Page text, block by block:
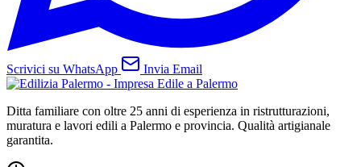
Scrivici su WhatsApp Invia Email
Ditta familiare con oltre 25 anni di esperienza in ristrutturazioni,
muratura e lavori edili a Palermo e provincia. Qualità artigianale
garantita.